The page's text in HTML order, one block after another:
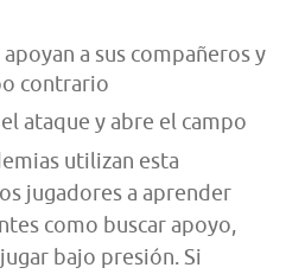
a sus compañeros y
contrario
ataque y abre el campo
utilizan esta
jugadores a aprender
como buscar apoyo,
bajo presión. Si